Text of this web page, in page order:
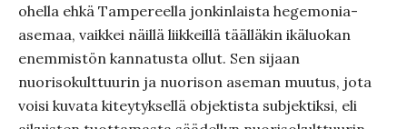
ohella ehkä Tampereella jonkinlaista hegemonia-
asemaa, vaikkei näillä liikkeillä täälläkin ikäluokan
enemmistön kannatusta ollut. Sen sijaan
nuorisokulttuurin ja nuorison aseman muutus, jota
voisi kuvata kiteytyksellä objektista subjektiksi, eli